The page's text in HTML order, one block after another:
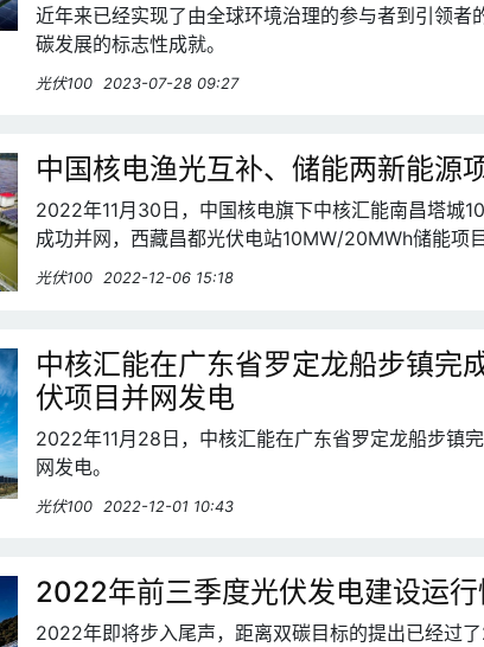
近年来已经实现了由全球环境治理的参与者到引领者
碳发展的标志性成就。
光伏100 2023-07-28 09:27
中国核电渔光互补、储能两新能源
2022年11月30日，中国核电旗下中核汇能南昌塔城
成功并网，西藏昌都光伏电站10MW/20MWh储能项
光伏100 2022-12-06 15:18
中核汇能在广东省罗定龙船步镇完
伏项目并网发电
2022年11月28日，中核汇能在广东省罗定龙船步镇
网发电。
光伏100 2022-12-01 10:43
2022年前三季度光伏发电建设运
2022年即将步入尾声，距离双碳目标的提出已经过